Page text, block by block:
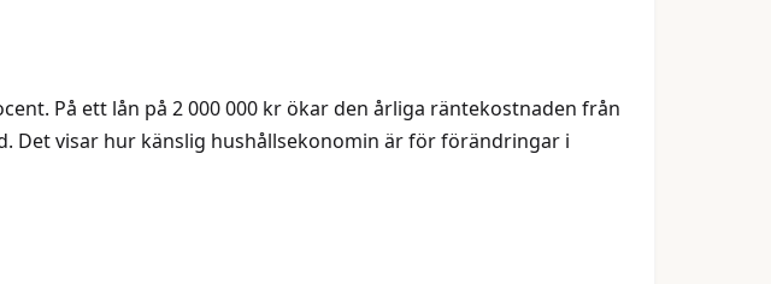
På ett lån på 2 000 000 kr ökar den årliga räntekostnaden från
Det visar hur känslig hushållsekonomin är för förändringar i